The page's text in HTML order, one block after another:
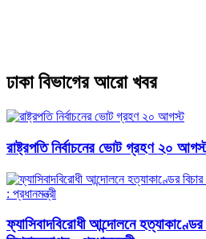
ঢাকা বিভাগের আরো খবর
রাষ্ট্রপতি নির্বাচনের ভোট গ্রহণ ২০
ফ্যাসিবাদবিরোধী আন্দোলনে